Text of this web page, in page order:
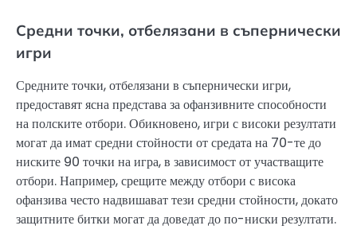
Средни точки, отбелязани в съпернически
игри
Средните точки, отбелязани в съпернически игри,
предоставят ясна представа за офанзивните способности
на полските отбори. Обикновено, игри с високи резултати
могат да имат средни стойности от средата на 70-те до
ниските 90 точки на игра, в зависимост от участващите
отбори. Например, срещите между отбори с висока
офанзива често надвишават тези средни стойности, докато
защитните битки могат да доведат до по-ниски резултати.